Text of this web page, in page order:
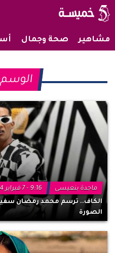
مشاهير صحة وجمال
ماجدة بنعيسى
9:16 - 7 فبراير 2024
الكاف.. ترسم محمد رمضان سفيرا
الصورة